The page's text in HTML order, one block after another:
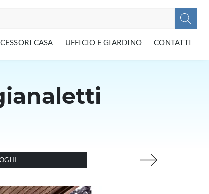
CASA UFFICIO E GIARDINO CONTATTI